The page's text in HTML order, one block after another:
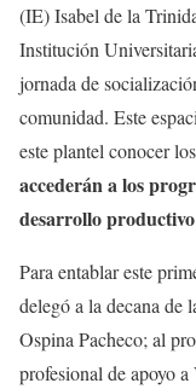
(IE) Isabel de la
Institución
jornada de
comunidad. Este
este plantel conocer
accederán a los
desarrollo
Para entablar este
delegó a la decana de
Ospina Pacheco; al
profesional de apoyo